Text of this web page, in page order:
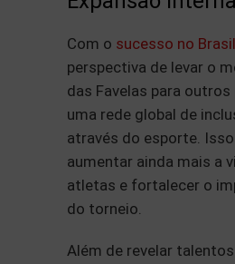
Com o sucesso no Brasil
perspectiva de levar o
das Favelas para
uma rede global de
através do esporte.
aumentar ainda mais a
atletas e fortalecer o
do torneio.
Além de revelar